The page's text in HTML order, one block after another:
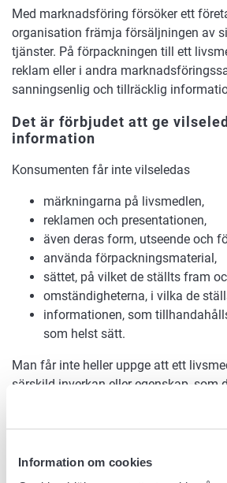
Information om cookies
Med marknadsföring försöker ett
organisation främja försäljningen av
tjänster. På förpackningen till ett
reklam eller i andra
sanningsenlig och tillräcklig
Det är förbjudet att ge
information
Konsumenten får inte vilseledas
märkningarna på livsmedlen,
reklamen och presentationen,
även deras form, utseende och
använda förpackningsmaterial,
sättet, på vilket de ställts fram
omständigheterna, i vilka de
informationen, som
som helst sätt.
Man får inte heller uppge att ett
särskild inverkan eller egenskap, som
fråga om vilken det inte avviker från
någon roll med tanke på totalintaget
fråga.